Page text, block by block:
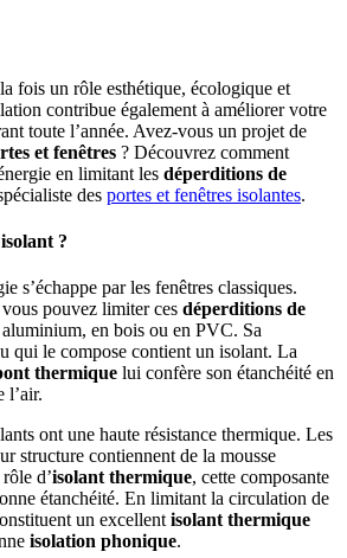
fois un rôle esthétique, écologique et
contribue également à améliorer votre
toute l’année. Avez-vous un projet de
et fenêtres ? Découvrez comment
en limitant les déperditions de
des portes et fenêtres isolantes.
?
s’échappe par les fenêtres classiques.
vous pouvez limiter ces déperditions de
en bois ou en PVC. Sa
qui le compose contient un isolant. La
thermique lui confère son étanchéité en
l’air.
ont une haute résistance thermique. Les
structure contiennent de la mousse
d’isolant thermique, cette composante
étanchéité. En limitant la circulation de
un excellent isolant thermique
isolation phonique.